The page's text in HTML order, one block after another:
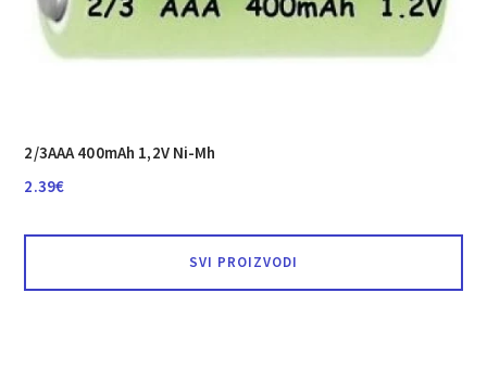
2/3AAA 400mAh 1,2V Ni-Mh
2.39€
SVI PROIZVODI